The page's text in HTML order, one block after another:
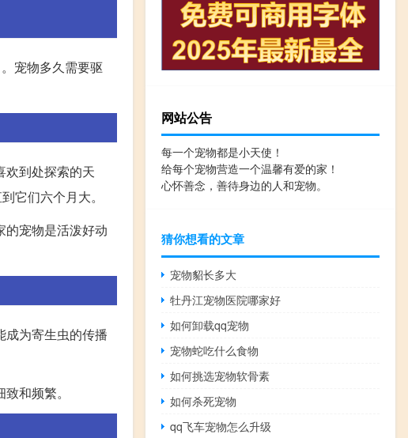
宠物多久需要驱
欢到处探索的天
它们六个月大。
的宠物是活泼好动
成为寄生虫的传播
和频繁。
网站公告
每一个宠物都是小天使！
给每个宠物营造一个温馨有爱的家！
心怀善念，善待身边的人和宠物。
猜你想看的文章
宠物貂长多大
牡丹江宠物医院哪家好
如何卸载qq宠物
宠物蛇吃什么食物
如何挑选宠物软骨素
如何杀死宠物
qq飞车宠物怎么升级